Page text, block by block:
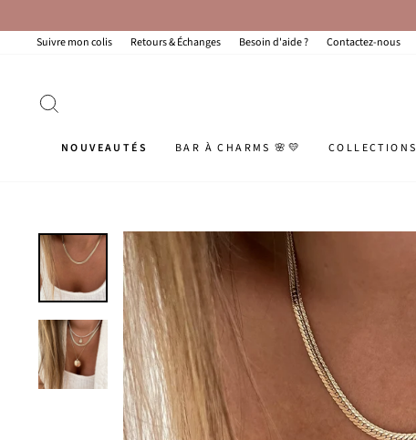
contenuSuivre mon colis Retours & Échanges Besoin d'aide ? Contactez-nous
NOUVEAUTÉS BAR À CHARMS 🌸💛 COLLECTIONS